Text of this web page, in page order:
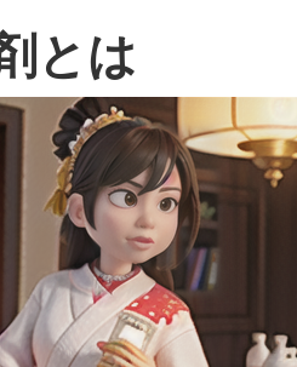
とは